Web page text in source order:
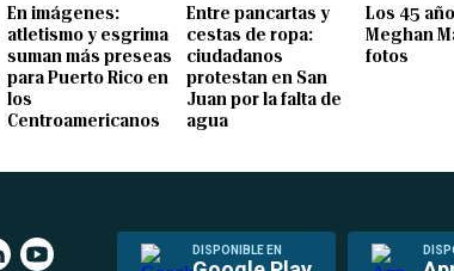
En imágenes:
atletismo y esgrima
suman más preseas
para Puerto Rico en
los
Centroamericanos
Entre pancartas y
cestas de ropa:
ciudadanos
protestan en San
Juan por la falta de
agua
Los 45
Meghan
fotos
DISPONIBLE EN